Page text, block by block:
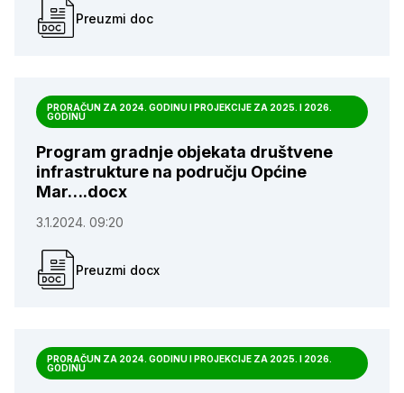
Preuzmi doc
PRORAČUN ZA 2024. GODINU I PROJEKCIJE ZA 2025. I 2026.
GODINU
Program gradnje objekata društvene
infrastrukture na području Općine
Mar….docx
3.1.2024. 09:20
Preuzmi docx
PRORAČUN ZA 2024. GODINU I PROJEKCIJE ZA 2025. I 2026.
GODINU